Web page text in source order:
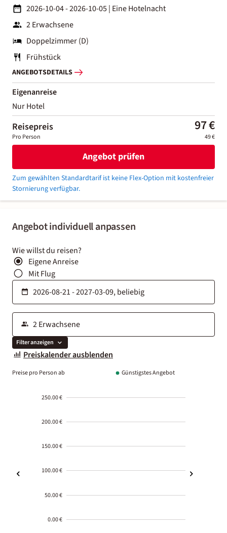
Angebot individuell anpassen
Wie willst du reisen?
Eigene Anreise
Mit Flug
Filter anzeigen
Preiskalender ausblenden
Preise pro Person ab Günstigstes Angebot
250.00 €
200.00 €
150.00 €
100.00 €
50.00 €
0.00 €
2026-10-04 - 2026-10-05| Eine Hotelnacht
2 Erwachsene
Doppelzimmer (D)
Frühstück
ANGEBOTSDETAILS
Eigenanreise
Nur Hotel
Reisepreis 97 €
Pro Person 49 €
Angebot prüfen
Zum gewählten Standardtarif ist keine Flex-Option mit kostenfreier
Stornierung verfügbar.